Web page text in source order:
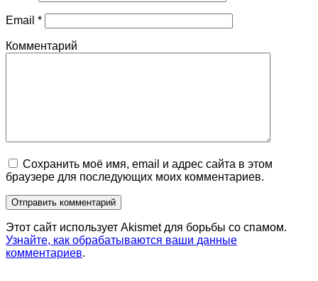
Email *
Комментарий
Сохранить моё имя, email и адрес сайта в этом
браузере для последующих моих комментариев.
Этот сайт использует Akismet для борьбы со спамом.
Узнайте, как обрабатываются ваши данные
комментариев.